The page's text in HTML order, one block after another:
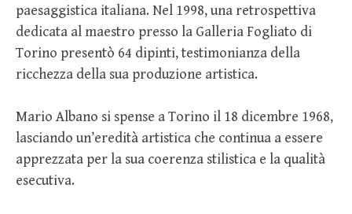
paesaggistica italiana. Nel 1998, una retrospettiva
dedicata al maestro presso la Galleria Fogliato di
Torino presentò 64 dipinti, testimonianza della
ricchezza della sua produzione artistica.
Mario Albano si spense a Torino il 18 dicembre 1968,
lasciando un’eredità artistica che continua a essere
apprezzata per la sua coerenza stilistica e la qualità
esecutiva.